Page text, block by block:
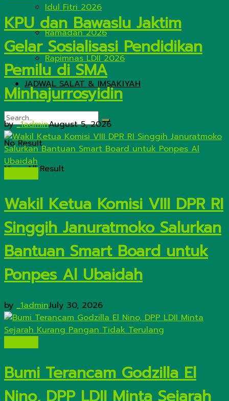
Idul Fitri 2026
Ramadan 2026
Rapimnas LDII 2026
JADWAL SALAT & IMSAKIYAH
No Result
View All Result
KPU dan Bawaslu Jaktim
Gelar Sosialisasi Pendidikan
Pemilu di SMA
Minhajurrosyidin
by_1adminAugust 5, 2026
Wakil Ketua Komisi VIII DPR RI
Singgih Januratmoko Salurkan
Bantuan Smart Board untuk
Ponpes Al Ubaidah
by _1adminJuly 30, 2026
Bumi Terancam Godzilla El
Nino, DPP LDII Minta Sejarah